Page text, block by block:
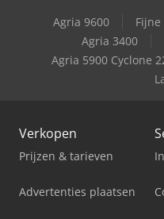
Agria 9600
Agria 3400
Agria 5900 Cyclone
Verkopen
Prijzen & tarieven
Advertenties plaatsen